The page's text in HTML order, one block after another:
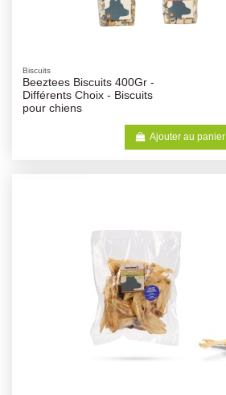
Biscuits
Beeztees Biscuits 400Gr -
Différents Choix - Biscuits
pour chiens
Ajouter au panier